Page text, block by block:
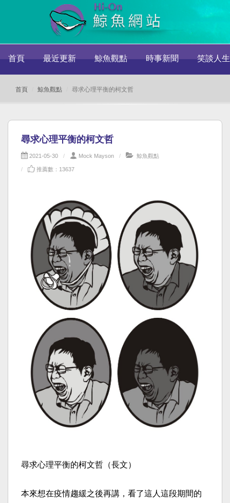
首頁 最近更新 鯨魚觀點 時事新聞 笑談人生
首頁 鯨魚觀點 尋求心理平衡的柯文哲
尋求心理平衡的柯文哲
2021-05-30 Mock Mayson 鯨魚觀點
推薦數：13637
尋求心理平衡的柯文哲（長文）​
本來想在疫情趨緩之後再講，看了這人這段期間的